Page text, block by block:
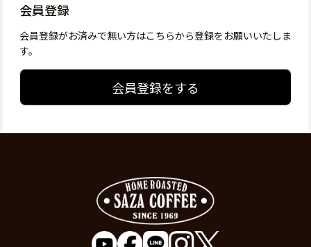
会員登録
会員登録がお済みで無い方はこちらから登録をお願いいたしま
す。
会員登録をする